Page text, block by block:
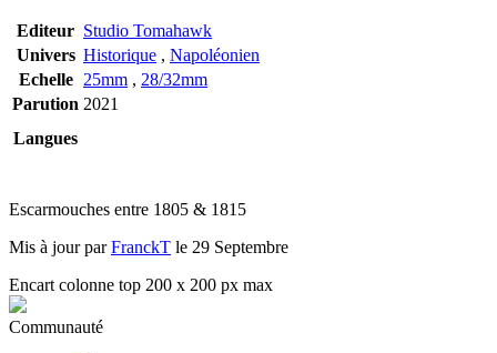
Editeur Studio Tomahawk
Univers Historique , Napoléonien
Echelle
25mm , 28/32mm
Parution 2021
Langues
Escarmouches entre 1805 & 1815
Mis à jour parFranckT le 29 Septembre
Encart colonne top 200 x 200 px max
Communauté